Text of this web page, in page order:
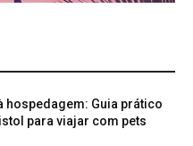
hospedagem: Guia prático
para viajar com pets